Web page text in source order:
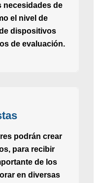
necesidades de
el nivel de
dispositivos
de evaluación.
podrán crear
para recibir
de los
en diversas